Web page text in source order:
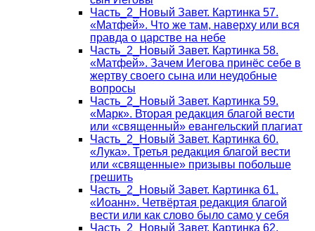
Часть_2_Новый Завет. Картинка 57.
«Матфей». Что же там, наверху или вся
правда о царстве на небе
Часть_2_Новый Завет. Картинка 58.
«Матфей». Зачем Иегова принёс себе в
жертву своего сына или неудобные
вопросы
Часть_2_Новый Завет. Картинка 59.
«Марк». Вторая редакция благой вести
или «священный» евангельский плагиат
Часть_2_Новый Завет. Картинка 60.
«Лука». Третья редакция благой вести
или «священные» призывы побольше
грешить
Часть_2_Новый Завет. Картинка 61.
«Иоанн». Четвёртая редакция благой
вести или как слово было само у себя
Часть_2_Новый Завет. Картинка 62.